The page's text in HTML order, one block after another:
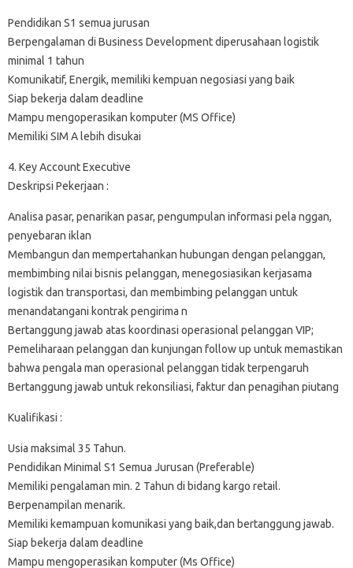
Pendidikan S1 semua jurusan
Berpengalaman di Business Development diperusahaan logistik
minimal 1 tahun
Komunikatif, Energik, memiliki kempuan negosiasi yang baik
Siap bekerja dalam deadline
Mampu mengoperasikan komputer (MS Office)
Memiliki SIM A lebih disukai
4. Key Account Executive
Deskripsi Pekerjaan :
Analisa pasar, penarikan pasar, pengumpulan informasi pela nggan,
penyebaran iklan
Membangun dan mempertahankan hubungan dengan pelanggan,
membimbing nilai bisnis pelanggan, menegosiasikan kerjasama
logistik dan transportasi, dan membimbing pelanggan untuk
menandatangani kontrak pengirima n
Bertanggung jawab atas koordinasi operasional pelanggan VIP;
Pemeliharaan pelanggan dan kunjungan follow up untuk memastikan
bahwa pengala man operasional pelanggan tidak terpengaruh
Bertanggung jawab untuk rekonsiliasi, faktur dan penagihan piutang
Kualifikasi :
Usia maksimal 35 Tahun.
Pendidikan Minimal S1 Semua Jurusan (Preferable)
Memiliki pengalaman min. 2 Tahun di bidang kargo retail.
Berpenampilan menarik.
Memiliki kemampuan komunikasi yang baik,dan bertanggung jawab.
Siap bekerja dalam deadline
Mampu mengoperasikan komputer (Ms Office)